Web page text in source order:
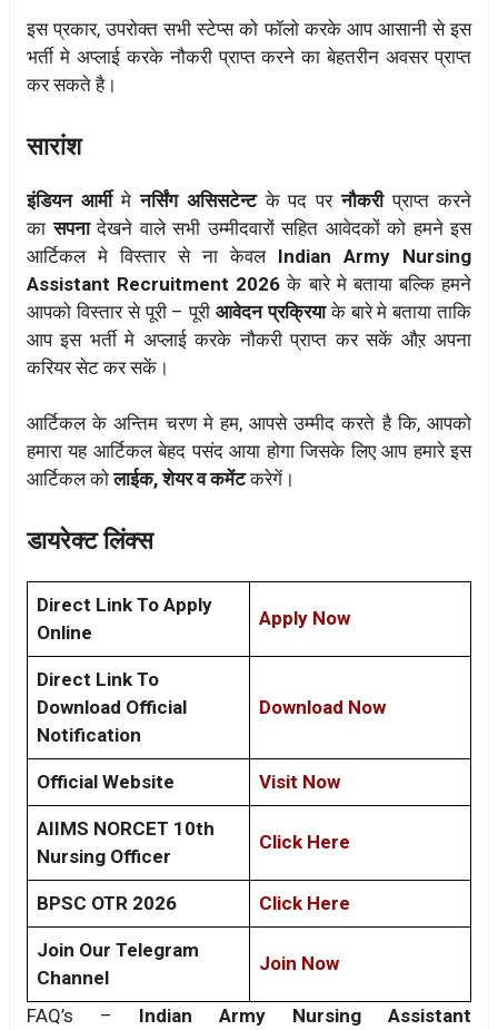
इस प्रकार, उपरोक्त सभी स्टेप्स को फॉलो करके आप आसानी से इस
भर्ती मे अप्लाई करके नौकरी प्राप्त करने का बेहतरीन अवसर प्राप्त
कर सकते है।
सारांश
इंडियन आर्मीमेनर्सिंग असिसटेन्टके पद परनौकरीप्राप्त करने
कासपनादेखने वाले सभी उम्मीदवारों सहित आवेदकों को हमने इस
आर्टिकल मे विस्तार से ना केवल Indian Army Nursing
Assistant Recruitment 2026के बारे मे बताया बल्कि हमने
आपको विस्तार से पूरी – पूरी आवेदन प्रक्रियाके बारे मे बताया ताकि
आप इस भर्ती मे अप्लाई करके नौकरी प्राप्त कर सकें औऱ अपना
करियर सेट कर सकें।
आर्टिकल के अन्तिम चरण मे हम, आपसे उम्मीद करते है कि, आपको
हमारा यह आर्टिकल बेहद पसंद आया होगा जिसके लिए आप हमारे इस
आर्टिकल कोलाईक, शेयर व कमेंटकरेगें।
डायरेक्ट लिंक्स
Direct Link To Apply
Online
Apply Now
Direct Link To
Download Official
Notification
Download Now
Official Website Visit Now
AIIMS NORCET 10th
Nursing Officer
Click Here
BPSC OTR 2026 Click Here
Join Our Telegram
Channel
Join Now
FAQ’s – Indian Army Nursing Assistant